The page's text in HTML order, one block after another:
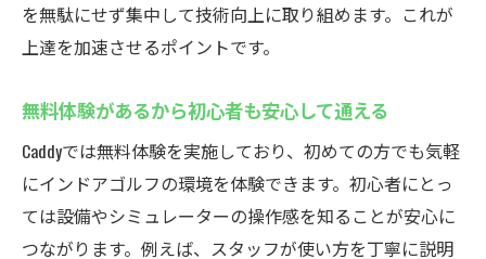
を無駄にせず集中して技術向上に取り組めます。これが
上達を加速させるポイントです。
無料体験があるから初心者も安心して通える
Caddyでは無料体験を実施しており、初めての方でも気軽
にインドアゴルフの環境を体験できます。初心者にとっ
ては設備やシミュレーターの操作感を知ることが安心に
つながります。例えば、スタッフが使い方を丁寧に説明